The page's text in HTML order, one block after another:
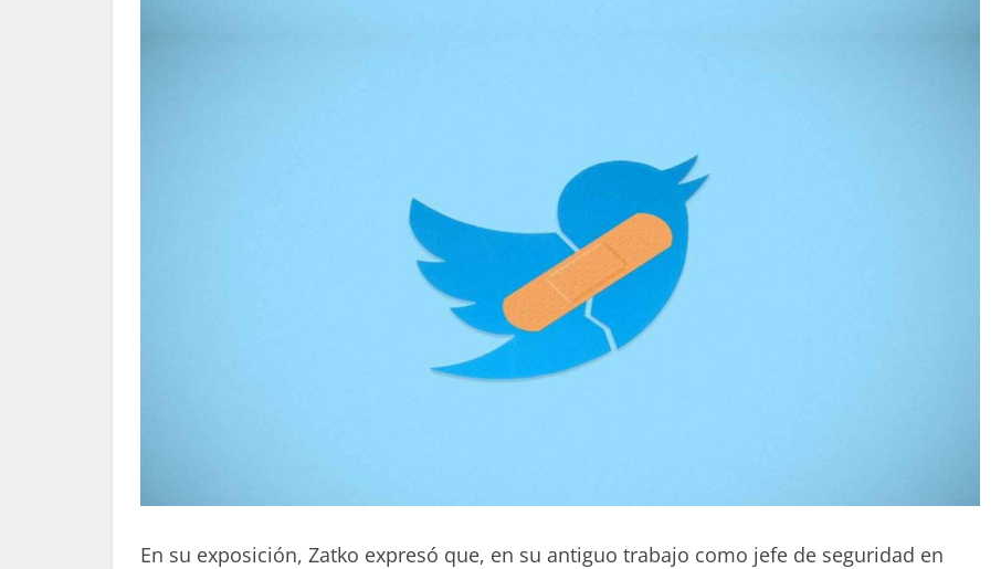
En su exposición, Zatko expresó que, en su antiguo trabajo como jefe de seguridad en